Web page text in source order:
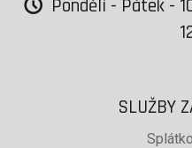
Pondělí - Pátek -
SLUŽBY